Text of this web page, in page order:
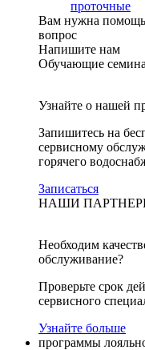
проточные
Вам нужна
вопрос
Напишите нам
Обучающие
Узнайте о нашей
Запишитесь на
сервисному
горячего
Записаться
НАШИ
Необходим
обслуживание?
Проверьте срок
сервисного
Узнайте больше
программы